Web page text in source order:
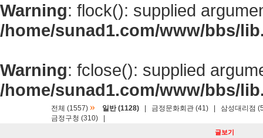
Warning: flock(): supplied
/home/sunad1.com/www/bbs/
Warning: fclose(): supplied
/home/sunad1.com/www/bbs/
전체 (1557) » 일반 (1128) 금정문화회관 (41)
삼성대리점
금정구청 (310)
글보기